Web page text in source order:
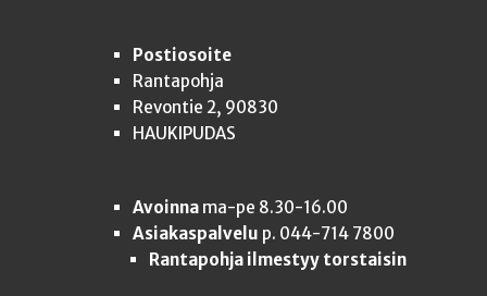
Postiosoite
Rantapohja
Revontie 2, 90830
HAUKIPUDAS
Avoinna ma-pe 8.30-16.00
Asiakaspalvelu p. 044-714 7800
Rantapohja ilmestyy torstaisin